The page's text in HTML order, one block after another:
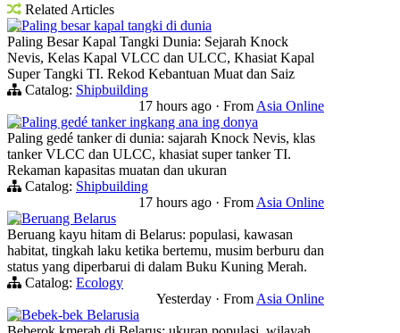
Related Articles
Paling besar kapal tangki di dunia
Paling Besar Kapal Tangki Dunia: Sejarah Knock
Nevis, Kelas Kapal VLCC dan ULCC, Khasiat Kapal
Super Tangki TI. Rekod Kebantuan Muat dan Saiz
Catalog: Shipbuilding
17 hours ago · From Asia Online
Paling gedé tanker ingkang ana ing donya
Paling gedé tanker di dunia: sajarah Knock Nevis, klas
tanker VLCC dan ULCC, khasiat super tanker TI.
Rekaman kapasitas muatan dan ukuran
Catalog: Shipbuilding
17 hours ago · From Asia Online
Beruang Belarus
Beruang kayu hitam di Belarus: populasi, kawasan
habitat, tingkah laku ketika bertemu, musim berburu dan
status yang diperbarui di dalam Buku Kuning Merah.
Catalog: Ecology
Yesterday · From Asia Online
Bebek-bek Belarusia